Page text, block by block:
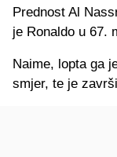
Prednost Al
je Ronaldo u 67.
Naime, lopta ga
smjer, te je